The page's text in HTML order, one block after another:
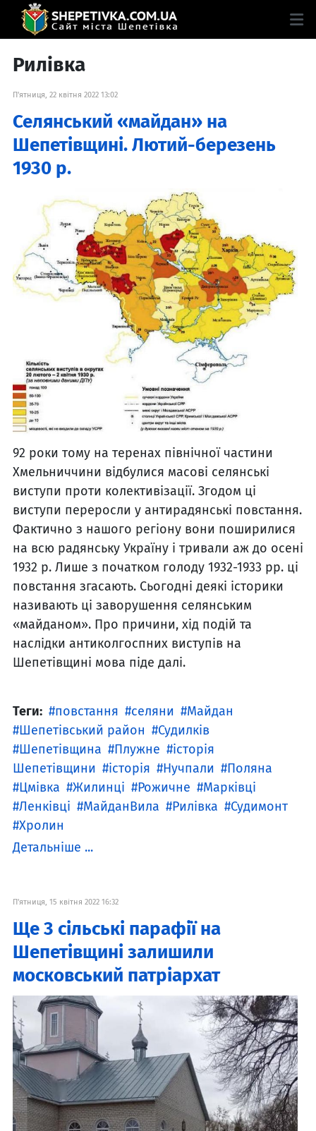
Рилівка
П'ятниця, 22 квітня 2022 13:02
Селянський «майдан» на
Шепетівщині. Лютий-березень
1930 р.
92 роки тому на теренах північної частини
Хмельниччини відбулися масові селянські
виступи проти колективізації. Згодом ці
виступи переросли у антирадянські повстання.
Фактично з нашого регіону вони поширилися
на всю радянську Україну і тривали аж до осені
1932 р. Лише з початком голоду 1932-1933 рр. ці
повстання згасають. Сьогодні деякі історики
називають ці заворушення селянським
«майданом». Про причини, хід подій та
наслідки антиколгоспних виступів на
Шепетівщині мова піде далі.
Теги: повстання селяни
Майдан
Шепетівський район
Судилків
Шепетівщина
Плужне
історія
Шепетівщини
історія Нучпали
Поляна
Цмівка
Жилинці Рожичне
Марківці
Ленківці
МайданВила Рилівка
Судимонт
Хролин
Детальніше ...
П'ятниця, 15 квітня 2022 16:32
Ще 3 сільські парафії на
Шепетівщині залишили
московський патріархат